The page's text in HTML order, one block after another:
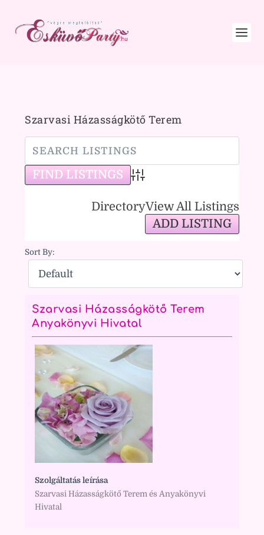
Szarvasi Házasságkötő Terem
Advanced Search
DirectoryView All Listings
ADD LISTING
Sort By:
Szarvasi Házasságkötő Terem
Anyakönyvi Hivatal
Szolgáltatás leírása
Szarvasi Házasságkötő Terem és Anyakönyvi
Hivatal